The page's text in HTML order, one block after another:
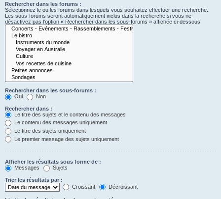
Rechercher dans les forums :
Sélectionnez le ou les forums dans lesquels vous souhaitez effectuer une recherche.
Les sous-forums seront automatiquement inclus dans la recherche si vous ne
désactivez pas l’option « Rechercher dans les sous-forums » affichée ci-dessous.
Rechercher dans les sous-forums :
Oui
Non
Rechercher dans :
Le titre des sujets et le contenu des messages
Le contenu des messages uniquement
Le titre des sujets uniquement
Le premier message des sujets uniquement
Afficher les résultats sous forme de :
Messages
Sujets
Trier les résultats par :
Croissant
Décroissant